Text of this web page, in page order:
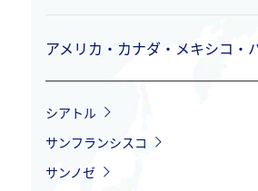
アメリカ・カナダ・メキシコ・
シアトル
サンフランシスコ
サンノゼ